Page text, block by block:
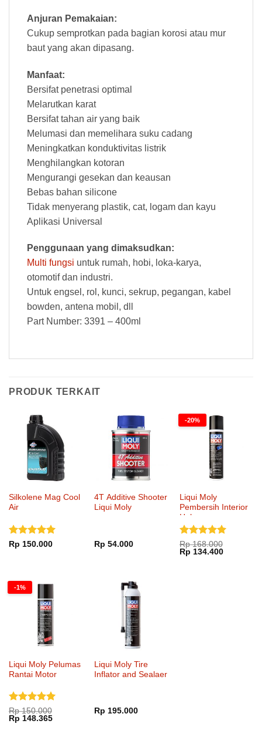
Anjuran Pemakaian:
Cukup semprotkan pada bagian korosi atau mur
baut yang akan dipasang.
Manfaat:
Bersifat penetrasi optimal
Melarutkan karat
Bersifat tahan air yang baik
Melumasi dan memelihara suku cadang
Meningkatkan konduktivitas listrik
Menghilangkan kotoran
Mengurangi gesekan dan keausan
Bebas bahan silicone
Tidak menyerang plastik, cat, logam dan kayu
Aplikasi Universal
Penggunaan yang dimaksudkan:
Multi fungsi untuk rumah, hobi, loka-karya,
otomotif dan industri.
Untuk engsel, rol, kunci, sekrup, pegangan, kabel
bowden, antena mobil, dll
Part Number: 3391 – 400ml
PRODUK TERKAIT
Silkolene Mag Cool
Air
Dinilai 5
Rp 150.000
4T Additive Shooter
Liqui Moly
Rp 54.000
-20%
Liqui Moly
Pembersih Interior
Helm
Dinilai5
dari 5
Rp168.000
Harga
aslinya
Rp 134.400Harga
-1%
Liqui Moly Pelumas
Rantai Motor
Dinilai5
dari 5
Rp150.000
Harga
aslinya
Rp 148.365Harga
Liqui Moly Tire
Inflator and Sealaer
Rp 195.000